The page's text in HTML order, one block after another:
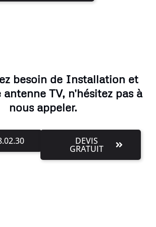
besoin de Installation et
TV, n'hésitez pas à
nous appeler.
DEVIS
GRATUIT